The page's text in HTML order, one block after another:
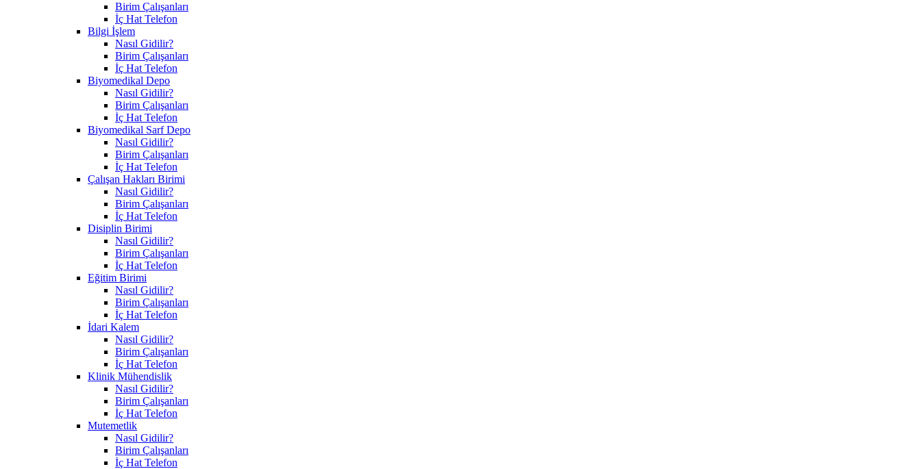
Birim Çalışanları
İç Hat Telefon
Bilgi İşlem
Nasıl Gidilir?
Birim Çalışanları
İç Hat Telefon
Biyomedikal Depo
Nasıl Gidilir?
Birim Çalışanları
İç Hat Telefon
Biyomedikal Sarf Depo
Nasıl Gidilir?
Birim Çalışanları
İç Hat Telefon
Çalışan Hakları Birimi
Nasıl Gidilir?
Birim Çalışanları
İç Hat Telefon
Disiplin Birimi
Nasıl Gidilir?
Birim Çalışanları
İç Hat Telefon
Eğitim Birimi
Nasıl Gidilir?
Birim Çalışanları
İç Hat Telefon
İdari Kalem
Nasıl Gidilir?
Birim Çalışanları
İç Hat Telefon
Klinik Mühendislik
Nasıl Gidilir?
Birim Çalışanları
İç Hat Telefon
Mutemetlik
Nasıl Gidilir?
Birim Çalışanları
İç Hat Telefon